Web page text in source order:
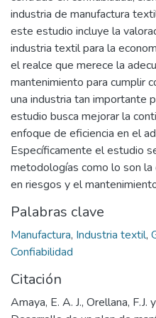
industria de manufactura
este estudio incluye la
industria textil para la
el realce que merece la
mantenimiento para cumplir
una industria tan importante
estudio busca mejorar la
enfoque de eficiencia en el
Específicamente el estudio
metodologías como lo son
en riesgos y el
Palabras clave
Manufactura, Industria textil,
Confiabilidad
Citación
Amaya, E. A. J., Orellana,